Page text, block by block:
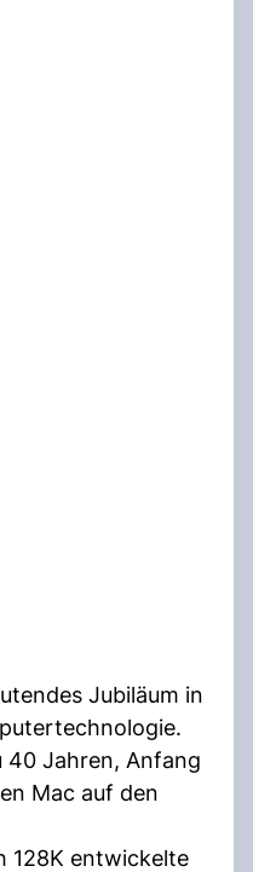
Jubiläum in
40 Jahren, Anfang
Mac auf den
128K entwickelte